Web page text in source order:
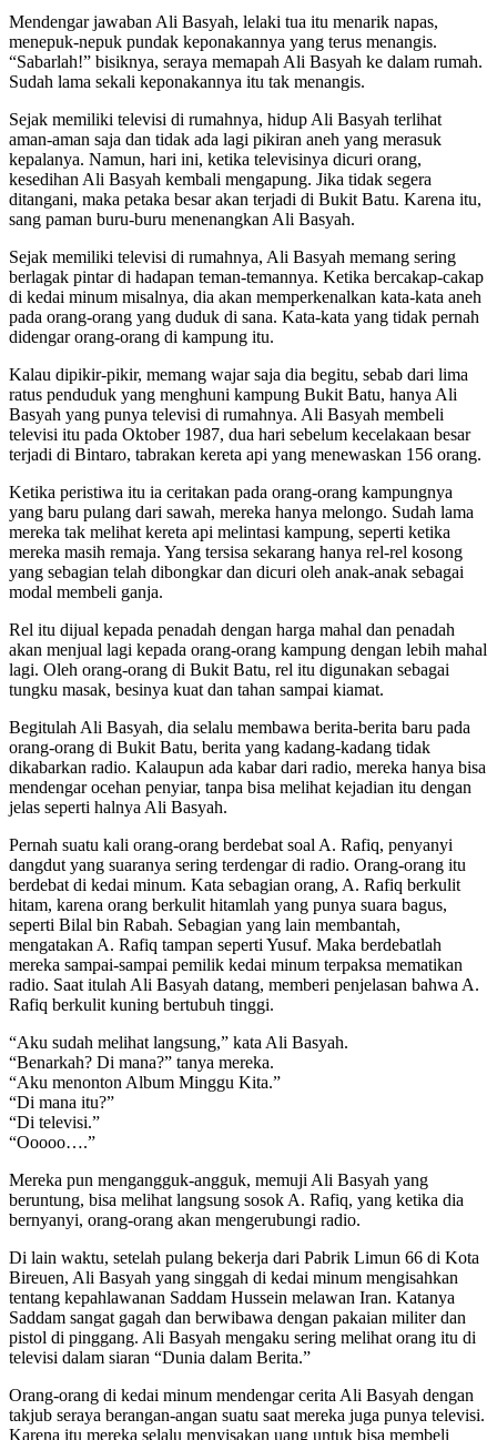
Mendengar jawaban Ali Basyah, lelaki tua itu menarik napas,
menepuk-nepuk pundak keponakannya yang terus menangis.
“Sabarlah!” bisiknya, seraya memapah Ali Basyah ke dalam rumah.
Sudah lama sekali keponakannya itu tak menangis.
Sejak memiliki televisi di rumahnya, hidup Ali Basyah terlihat
aman-aman saja dan tidak ada lagi pikiran aneh yang merasuk
kepalanya. Namun, hari ini, ketika televisinya dicuri orang,
kesedihan Ali Basyah kembali mengapung. Jika tidak segera
ditangani, maka petaka besar akan terjadi di Bukit Batu. Karena itu,
sang paman buru-buru menenangkan Ali Basyah.
Sejak memiliki televisi di rumahnya, Ali Basyah memang sering
berlagak pintar di hadapan teman-temannya. Ketika bercakap-cakap
di kedai minum misalnya, dia akan memperkenalkan kata-kata aneh
pada orang-orang yang duduk di sana. Kata-kata yang tidak pernah
didengar orang-orang di kampung itu.
Kalau dipikir-pikir, memang wajar saja dia begitu, sebab dari lima
ratus penduduk yang menghuni kampung Bukit Batu, hanya Ali
Basyah yang punya televisi di rumahnya. Ali Basyah membeli
televisi itu pada Oktober 1987, dua hari sebelum kecelakaan besar
terjadi di Bintaro, tabrakan kereta api yang menewaskan 156 orang.
Ketika peristiwa itu ia ceritakan pada orang-orang kampungnya
yang baru pulang dari sawah, mereka hanya melongo. Sudah lama
mereka tak melihat kereta api melintasi kampung, seperti ketika
mereka masih remaja. Yang tersisa sekarang hanya rel-rel kosong
yang sebagian telah dibongkar dan dicuri oleh anak-anak sebagai
modal membeli ganja.
Rel itu dijual kepada penadah dengan harga mahal dan penadah
akan menjual lagi kepada orang-orang kampung dengan lebih mahal
lagi. Oleh orang-orang di Bukit Batu, rel itu digunakan sebagai
tungku masak, besinya kuat dan tahan sampai kiamat.
Begitulah Ali Basyah, dia selalu membawa berita-berita baru pada
orang-orang di Bukit Batu, berita yang kadang-kadang tidak
dikabarkan radio. Kalaupun ada kabar dari radio, mereka hanya bisa
mendengar ocehan penyiar, tanpa bisa melihat kejadian itu dengan
jelas seperti halnya Ali Basyah.
Pernah suatu kali orang-orang berdebat soal A. Rafiq, penyanyi
dangdut yang suaranya sering terdengar di radio. Orang-orang itu
berdebat di kedai minum. Kata sebagian orang, A. Rafiq berkulit
hitam, karena orang berkulit hitamlah yang punya suara bagus,
seperti Bilal bin Rabah. Sebagian yang lain membantah,
mengatakan A. Rafiq tampan seperti Yusuf. Maka berdebatlah
mereka sampai-sampai pemilik kedai minum terpaksa mematikan
radio. Saat itulah Ali Basyah datang, memberi penjelasan bahwa A.
Rafiq berkulit kuning bertubuh tinggi.
“Aku sudah melihat langsung,” kata Ali Basyah.
“Benarkah? Di mana?” tanya mereka.
“Aku menonton Album Minggu Kita.”
“Di mana itu?”
“Di televisi.”
“Ooooo….”
Mereka pun mengangguk-angguk, memuji Ali Basyah yang
beruntung, bisa melihat langsung sosok A. Rafiq, yang ketika dia
bernyanyi, orang-orang akan mengerubungi radio.
Di lain waktu, setelah pulang bekerja dari Pabrik Limun 66 di Kota
Bireuen, Ali Basyah yang singgah di kedai minum mengisahkan
tentang kepahlawanan Saddam Hussein melawan Iran. Katanya
Saddam sangat gagah dan berwibawa dengan pakaian militer dan
pistol di pinggang. Ali Basyah mengaku sering melihat orang itu di
televisi dalam siaran “Dunia dalam Berita.”
Orang-orang di kedai minum mendengar cerita Ali Basyah dengan
takjub seraya berangan-angan suatu saat mereka juga punya televisi.
Karena itu mereka selalu menyisakan uang untuk bisa membeli